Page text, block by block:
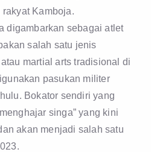
Kamboja.
digambarkan sebagai atlet
salah satu jenis
martial arts tradisional di
pasukan militer
Bokator sendiri yang
singa” yang kini
akan menjadi salah satu